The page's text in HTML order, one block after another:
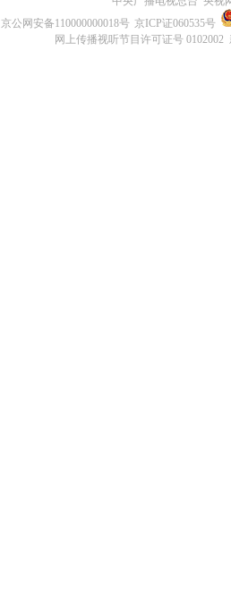
京公网安备110000000018号 京ICP证060535号
网上传播视听节目许可证号 0102002